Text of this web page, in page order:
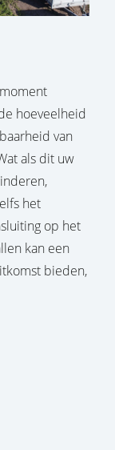
hoeveelheid
van
als dit uw
het
op het
kan een
bieden,